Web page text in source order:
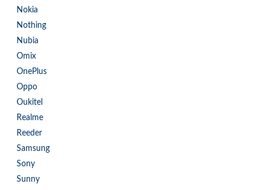
Nokia
Nothing
Nubia
Omix
OnePlus
Oppo
Oukitel
Realme
Reeder
Samsung
Sony
Sunny